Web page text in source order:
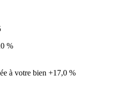
%
à votre bien +17,0 %